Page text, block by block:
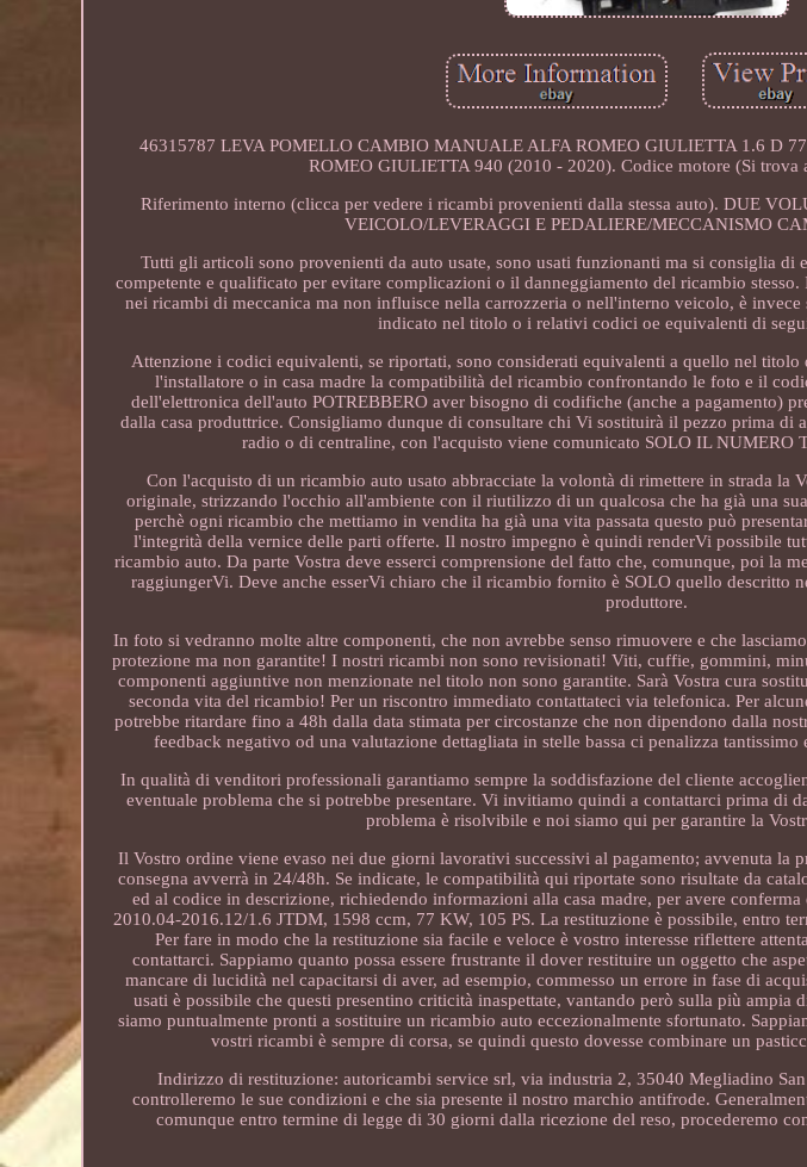
46315787 LEVA POMELLO CAMBIO MANUALE ALFA ROMEO GIULIETTA 1.6 D
ROMEO GIULIETTA 940 (2010 - 2020). Codice motore (Si trova
Riferimento interno (clicca per vedere i ricambi provenienti dalla stessa auto). DUE
VEICOLO/LEVERAGGI E PEDALIERE/MECCANISMO
Tutti gli articoli sono provenienti da auto usate, sono usati funzionanti ma si consiglia di
competente e qualificato per evitare complicazioni o il danneggiamento del ricambio
nei ricambi di meccanica ma non influisce nella carrozzeria o nell'interno veicolo, è
indicato nel titolo o i relativi codici oe equivalenti di
Attenzione i codici equivalenti, se riportati, sono considerati equivalenti a quello nel
l'installatore o in casa madre la compatibilità del ricambio confrontando le foto e il
dell'elettronica dell'auto POTREBBERO aver bisogno di codifiche (anche a pagamento)
dalla casa produttrice. Consigliamo dunque di consultare chi Vi sostituirà il pezzo prima
radio o di centraline, con l'acquisto viene comunicato SOLO IL NUMERO
Con l'acquisto di un ricambio auto usato abbracciate la volontà di rimettere in strada la
originale, strizzando l'occhio all'ambiente con il riutilizzo di un qualcosa che ha già una
perchè ogni ricambio che mettiamo in vendita ha già una vita passata questo può
l'integrità della vernice delle parti offerte. Il nostro impegno è quindi renderVi possibile
ricambio auto. Da parte Vostra deve esserci comprensione del fatto che, comunque, poi la
raggiungerVi. Deve anche esserVi chiaro che il ricambio fornito è SOLO quello descritto
produttore.
In foto si vedranno molte altre componenti, che non avrebbe senso rimuovere e che
protezione ma non garantite! I nostri ricambi non sono revisionati! Viti, cuffie, gommini,
componenti aggiuntive non menzionate nel titolo non sono garantite. Sarà Vostra cura
seconda vita del ricambio! Per un riscontro immediato contattateci via telefonica. Per
potrebbe ritardare fino a 48h dalla data stimata per circostanze che non dipendono dalla
feedback negativo od una valutazione dettagliata in stelle bassa ci penalizza
In qualità di venditori professionali garantiamo sempre la soddisfazione del cliente
eventuale problema che si potrebbe presentare. Vi invitiamo quindi a contattarci prima di
problema è risolvibile e noi siamo qui per garantire la
Il Vostro ordine viene evaso nei due giorni lavorativi successivi al pagamento; avvenuta la
consegna avverrà in 24/48h. Se indicate, le compatibilità qui riportate sono risultate da
ed al codice in descrizione, richiedendo informazioni alla casa madre, per avere
2010.04-2016.12/1.6 JTDM, 1598 ccm, 77 KW, 105 PS. La restituzione è possibile, entro
Per fare in modo che la restituzione sia facile e veloce è vostro interesse riflettere
contattarci. Sappiamo quanto possa essere frustrante il dover restituire un oggetto che
mancare di lucidità nel capacitarsi di aver, ad esempio, commesso un errore in fase di
usati è possibile che questi presentino criticità inaspettate, vantando però sulla più
siamo puntualmente pronti a sostituire un ricambio auto eccezionalmente sfortunato.
vostri ricambi è sempre di corsa, se quindi questo dovesse combinare un
Indirizzo di restituzione: autoricambi service srl, via industria 2, 35040 Megliadino
controlleremo le sue condizioni e che sia presente il nostro marchio antifrode.
comunque entro termine di legge di 30 giorni dalla ricezione del reso, procederemo